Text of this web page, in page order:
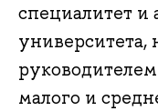
специалитет и
университета,
малого и